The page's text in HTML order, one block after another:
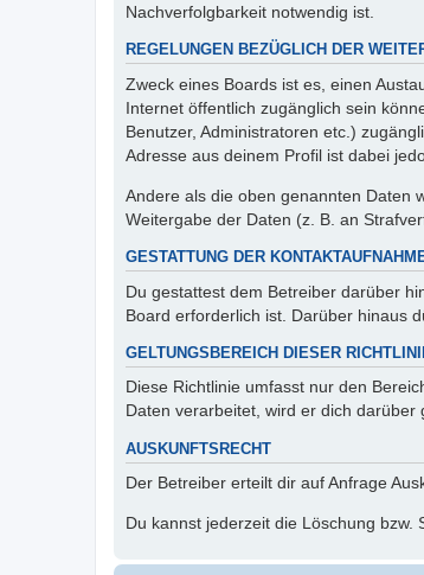
Nachverfolgbarkeit notwendig ist.
REGELUNGEN BEZÜGLICH DER
Zweck eines Boards ist es, einen
Internet öffentlich zugänglich sein
Benutzer, Administratoren etc.)
Adresse aus deinem Profil ist dabei
Andere als die oben genannten Daten
Weitergabe der Daten (z. B. an
GESTATTUNG DER
Du gestattest dem Betreiber darüber
Board erforderlich ist. Darüber hinaus
GELTUNGSBEREICH DIESER
Diese Richtlinie umfasst nur den
Daten verarbeitet, wird er dich darüber
AUSKUNFTSRECHT
Der Betreiber erteilt dir auf Anfrage
Du kannst jederzeit die Löschung